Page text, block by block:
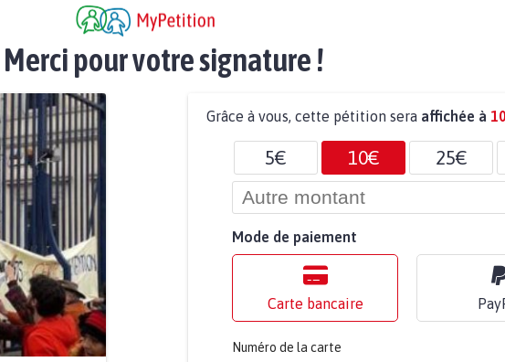
Merci pour votre signature !
Grâce à vous, cette pétition sera affichée à
5€ 10€ 25€
Mode de paiement
Carte bancaire
Numéro de la carte